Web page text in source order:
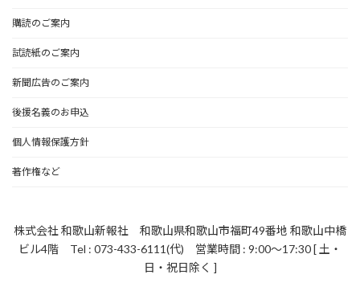
購読のご案内
試読紙のご案内
新聞広告のご案内
後援名義のお申込
個人情報保護方針
著作権など
株式会社 和歌山新報社 和歌山県和歌山市福町49番地 和歌山中橋
ビル4階 Tel : 073-433-6111(代) 営業時間 : 9:00～17:30 [ 土・
日・祝日除く ]